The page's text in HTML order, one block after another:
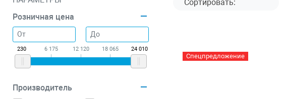
Розничная цена
230 6 175 12 120 18 065 24 010
Производитель
Спецпредложение